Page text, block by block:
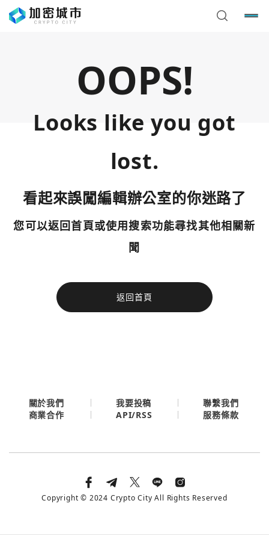
OOPS!
Looks like you got
lost.
看起來誤闖編輯辦公室的你迷路了
您可以返回首頁或使用搜索功能尋找其他相關新
聞
返回首頁
今日熱門
使用以下帳號繼續
您已閒置5分鐘，請點擊關閉按鈕或空白處，即可回到加密
今日熱門
關於我們 我要投稿
聯繫我們
商業合作
API/RSS 服務條款
Copyright © 2024 Crypto City All Rights Reserved